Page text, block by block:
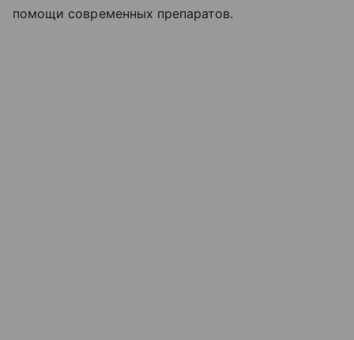
помощи современных препаратов.